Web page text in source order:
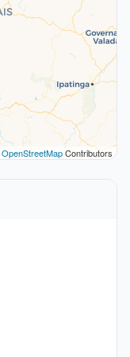
OpenStreetMapContributors